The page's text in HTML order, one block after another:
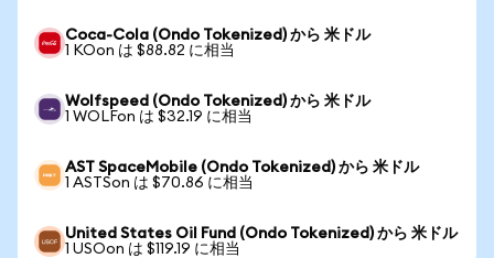
Coca-Cola (Ondo Tokenized) から 米ドル
1 KOon は $88.82 に相当
Wolfspeed (Ondo Tokenized) から 米ドル
1 WOLFon は $32.19 に相当
AST SpaceMobile (Ondo Tokenized) から 米ドル
1 ASTSon は $70.86 に相当
United States Oil Fund (Ondo Tokenized) から 米ドル
1 USOon は $119.19 に相当